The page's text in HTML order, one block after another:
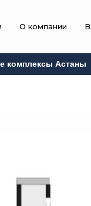
О компании
комплексы Астаны